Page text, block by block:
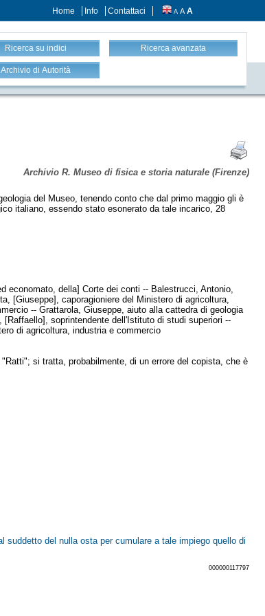
Home Info Contattaci A A A
Ricerca su indici Ricerca avanzata
Archivio di Autorità